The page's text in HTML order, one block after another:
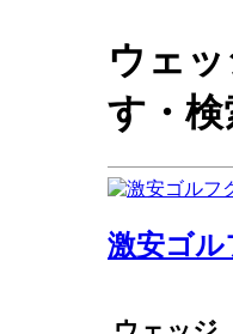
ウェ
す・検
激安ゴ